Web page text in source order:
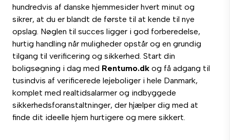
hundredvis af danske hjemmesider hvert minut og
sikrer, at du er blandt de første til at kende til nye
opslag. Nøglen til succes ligger i god forberedelse,
hurtig handling når muligheder opstår og en grundig
tilgang til verificering og sikkerhed. Start din
boligsøgning i dag med Rentumo.dk og få adgang til
tusindvis af verificerede lejeboliger i hele Danmark,
komplet med realtidsalarmer og indbyggede
sikkerhedsforanstaltninger, der hjælper dig med at
finde dit ideelle hjem hurtigere og mere sikkert.